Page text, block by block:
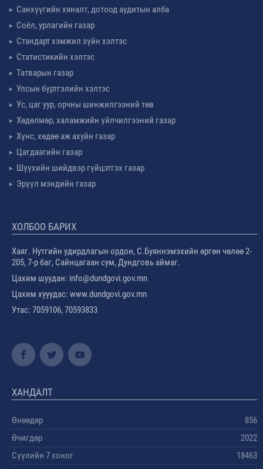
Санхүүгийн хяналт, дотоод аудитын алба
Соёл, урлагийн газар
Стандарт хэмжил зүйн хэлтэс
Статистикийн хэлтэс
Татварын газар
Улсын бүртгэлийн хэлтэс
Ус, цаг уур, орчны шинжилгээний төв
Хөдөлмөр, халамжийн үйлчилгээний газар
Хүнс, хөдөө аж ахуйн газар
Цагдаагийн газар
Шүүхийн шийдвэр гүйцэтгэх газар
Эрүүл мэндийн газар
ХОЛБОО БАРИХ
Хаяг. Нутгийн удирдлагын ордон, С.Буяннэмэхийн өргөн чөлөө 2-
205, 7-р баг, Сайнцагаан сум, Дундговь аймаг.
Цахим шуудан: info@dundgovi.gov.mn
Цахим хууудас: www.dundgovi.gov.mn
Утас: 7059106, 70593833
ХАНДАЛТ
Өнөөдөр
856
Өчигдөр
2022
Сүүлийн 7 хоног
18463